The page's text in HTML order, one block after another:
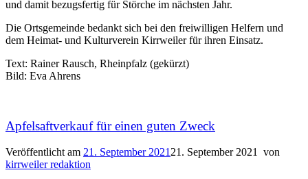
und damit bezugsfertig für Störche im nächsten Jahr.
Die Ortsgemeinde bedankt sich bei den freiwilligen Helfern und
dem Heimat- und Kulturverein Kirrweiler für ihren Einsatz.
Text: Rainer Rausch, Rheinpfalz (gekürzt)
Bild: Eva Ahrens
Apfelsaftverkauf für einen guten Zweck
Veröffentlicht am 21. September 2021 21. September 2021
von
kirrweiler redaktion